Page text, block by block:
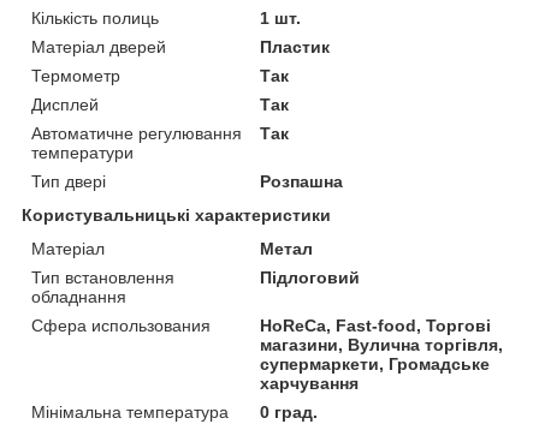
Кількість полиць
1 шт.
Матеріал дверей
Пластик
Термометр
Так
Дисплей
Так
Автоматичне регулювання
температури
Так
Тип двері
Розпашна
Користувальницькі характеристики
Матеріал
Метал
Тип встановлення
обладнання
Підлоговий
Сфера использования
HoReCa, Fast-food, Торгові
магазини, Вулична торгівля,
супермаркети, Громадське
харчування
Мінімальна температура
0 град.